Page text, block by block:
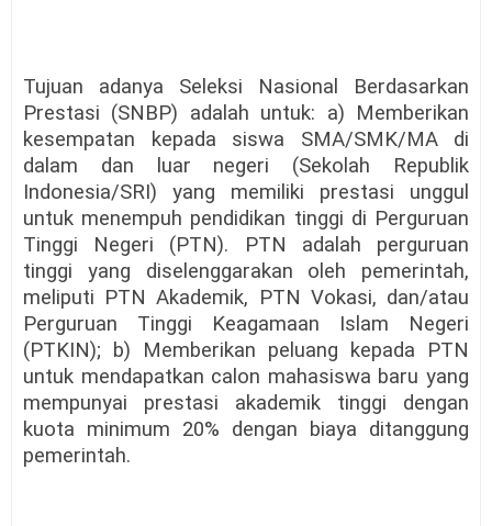
Tujuan adanya Seleksi Nasional Berdasarkan
Prestasi (SNBP) adalah untuk: a) Memberikan
kesempatan kepada siswa SMA/SMK/MA di
dalam dan luar negeri (Sekolah Republik
Indonesia/SRI) yang memiliki prestasi unggul
untuk menempuh pendidikan tinggi di Perguruan
Tinggi Negeri (PTN). PTN adalah perguruan
tinggi yang diselenggarakan oleh pemerintah,
meliputi PTN Akademik, PTN Vokasi, dan/atau
Perguruan Tinggi Keagamaan Islam Negeri
(PTKIN); b) Memberikan peluang kepada PTN
untuk mendapatkan calon mahasiswa baru yang
mempunyai prestasi akademik tinggi dengan
kuota minimum 20% dengan biaya ditanggung
pemerintah.